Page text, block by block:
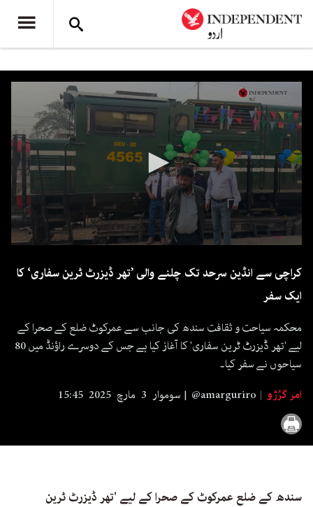
ofکراچی سے انڈین سرحد تک چلنے والی ’تھر ڈیزرٹ ٹرین سفاری‘ کا
ایک سفر
محکمہ سیاحت و ثقافت سندھ کی جانب سے عمرکوٹ ضلع کے صحرا کے
لیے 'تھر ڈیزرٹ ٹرین سفاری' کا آغاز کیا ہے جس کے دوسرے راؤنڈ میں 80
سیاحوں نے سفر کیا۔
امر گرُڑو
@amarguriro سوموار 3 مارچ 2025 15:45
سندھ کے ضلع عمرکوٹ کے صحرا کے لیے 'تھر ڈیزرٹ ٹرین